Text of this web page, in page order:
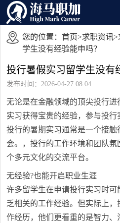
您的位置： 首页>求职资讯>
学生没有经验能申吗？
投行暑假实习留学生没有
发布时间：2026-04-27 08:04
无论是在金融领域的顶尖投行
实习获得宝贵的经验，参与投行
投行的暑期实习通常是一个接
会。，投行的工作环境和团队
个多元文化的交流平台。
无经验?也能开启职业生涯
许多留学生在申请投行实习时
乏相关的工作经验。但实际上
作经历，他们更看重的是智力、